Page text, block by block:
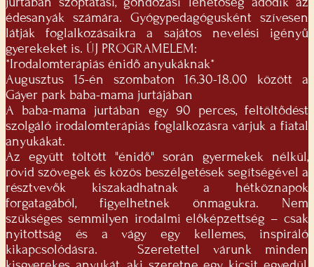
édesanyák számára. Gyógypedagógusként szívesen
látják foglalkozásaikra a sajátos nevelési igényű
gyerekeket is. ÚJ PROGRAMELEM:
*Irodalomterápiás énidő anyukáknak*
Augusztus 15-én szombaton 16.30-18.00 között a
Gáyer park baba-mama jurtájában
A baba-mama jurtában egy 90 perces, feltöltődést
szolgáló irodalomterápiás foglalkozásra várjuk a fiatal
anyukákat.
Az együtt töltött "énidő" során gyermekek nélkül,
rövid szövegek és közös beszélgetések segítségével a
résztvevők kiszakadhatnak a hétköznapok
forgatagából, figyelhetnek önmagukra. Nem
szükséges semmilyen irodalmi előképzettség – csak
nyitottság és a vágy egy kellemes, inspiráló
kikapcsolódásra. Szeretettel várunk minden